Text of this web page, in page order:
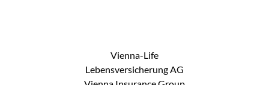
Vienna-Life
Lebensversicherung AG